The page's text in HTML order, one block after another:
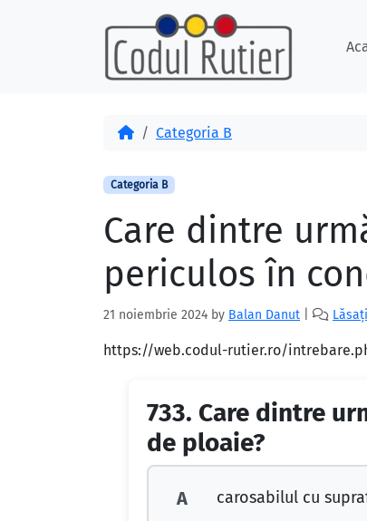
AcasăCategoria B
Categoria B
Care dintre
periculos în
21 noiembrie 2024 by Balan Danut
https://web.codul-rutier.ro/
733. Care dintre
de ploaie?
A carosabilul cu